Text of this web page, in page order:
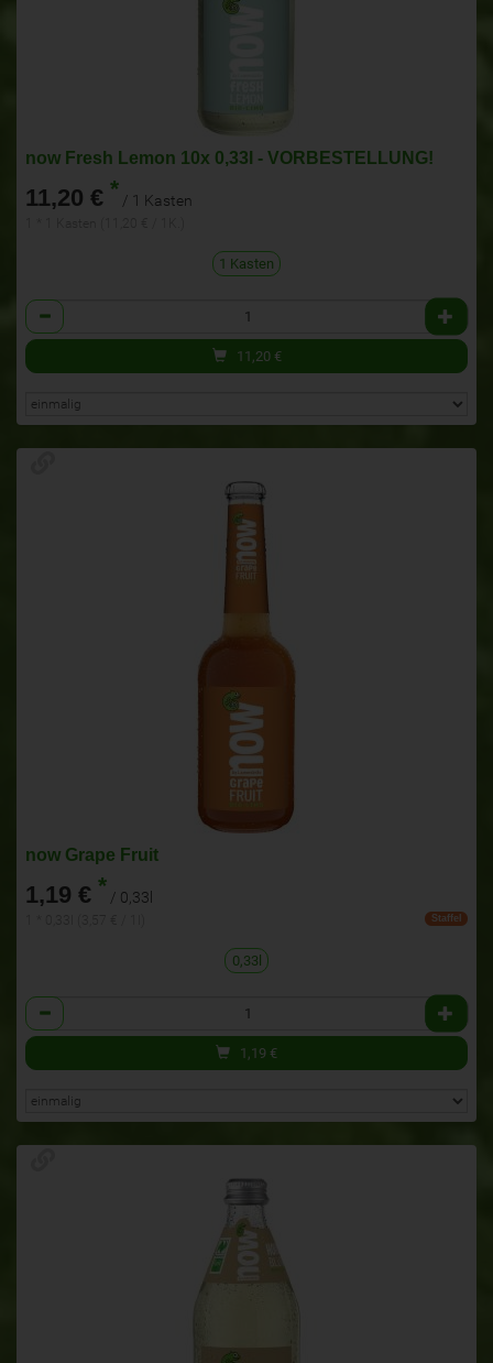
now Fresh Lemon 10x 0,33l - VORBESTELLUNG!
11,20 € * / 1 Kasten
1 Kasten
Anzahl
11,20 €
now Grape Fruit
1,19 € * / 0,33l
Staffel
0,33l
Anzahl
1,19 €